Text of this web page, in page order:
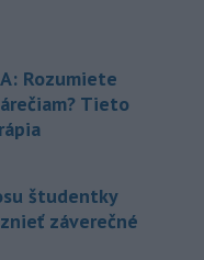
Rozumiete
Tieto
študentky
záverečné